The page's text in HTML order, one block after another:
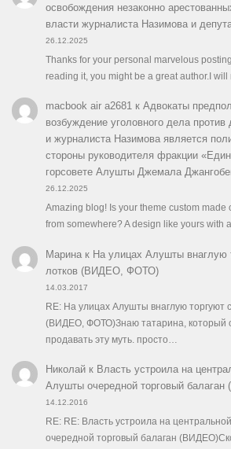
освобождения незаконно
власти журналиста Назимова и
26.12.2025
Thanks for your personal marvelous
reading it, you might be a great author.I will
macbook air a2681к Адвокаты
возбуждение уголовного дела против
и журналиста Назимова является
стороны руководителя фракции
горсовете Алушты Джемала
26.12.2025
Amazing blog! Is your theme custom made
from somewhere? A design like yours with
Маринак На улицах Алушты внаглую
лотков (ВИДЕО, ФОТО)
14.03.2017
RE: На улицах Алушты внаглую торгуют
(ВИДЕО, ФОТО)Знаю татарина, который
продавать эту муть. просто…
Николайк Власть устроила на
Алушты очередной торговый
14.12.2016
RE: RE: Власть устроила на
очередной торговый балаган